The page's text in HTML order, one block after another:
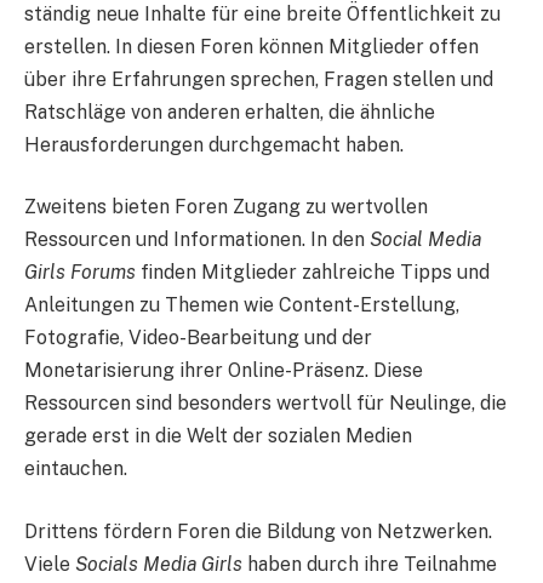
ständig neue Inhalte für eine breite Öffentlichkeit zu
erstellen. In diesen Foren können Mitglieder offen
über ihre Erfahrungen sprechen, Fragen stellen und
Ratschläge von anderen erhalten, die ähnliche
Herausforderungen durchgemacht haben.
Zweitens bieten Foren Zugang zu wertvollen
Ressourcen und Informationen. In den Social Media
Girls Forums finden Mitglieder zahlreiche Tipps und
Anleitungen zu Themen wie Content-Erstellung,
Fotografie, Video-Bearbeitung und der
Monetarisierung ihrer Online-Präsenz. Diese
Ressourcen sind besonders wertvoll für Neulinge, die
gerade erst in die Welt der sozialen Medien
eintauchen.
Drittens fördern Foren die Bildung von Netzwerken.
Viele Socials Media Girls haben durch ihre Teilnahme